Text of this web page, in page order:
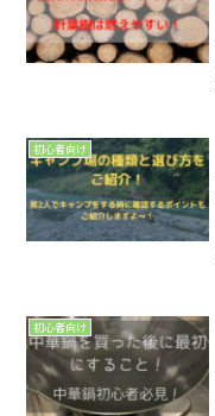
初心者向け
初心者向け